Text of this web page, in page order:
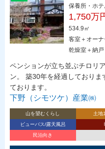
保養所・ホ
1,750万
534.9㎡
客室＋オー
乾燥室＋納戸
ペンションが立ち並ぶチロリ
ン。 築30年を経過しており
ております。
下野（シモツケ）産業㈱
山を望むくらし 土地
ビューバス/露天風呂
民泊向き